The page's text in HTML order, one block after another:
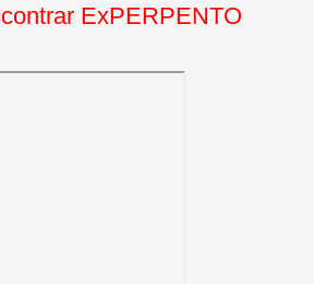
ExPERPENTO